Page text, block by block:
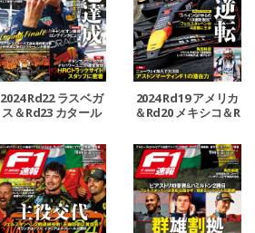
2024 Rd22 ラスベガ
ス＆Rd23 カタール
＆Rd24 アブダビGP
号
2024 Rd19 アメリカ
＆Rd20 メキシコ＆R
d21 ブラジルGP号